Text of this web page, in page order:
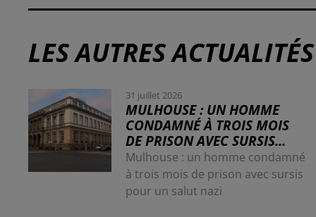
LES AUTRES ACTUALITÉS
31 juillet 2026
MULHOUSE : UN HOMME
CONDAMNÉ À TROIS MOIS
DE PRISON AVEC SURSIS...
Mulhouse : un homme condamné
à trois mois de prison avec sursis
pour un salut nazi